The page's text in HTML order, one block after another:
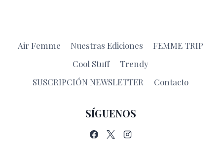
Air Femme Nuestras Ediciones
FEMME TRIP
Cool Stuff
Trendy
SUSCRIPCIÓN NEWSLETTER
Contacto
SÍGUENOS